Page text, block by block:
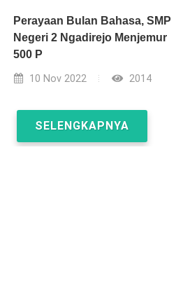
Perayaan Bulan Bahasa, SMP
Negeri 2 Ngadirejo Menjemur
500 P
10 Nov 2022 2014
SELENGKAPNYA